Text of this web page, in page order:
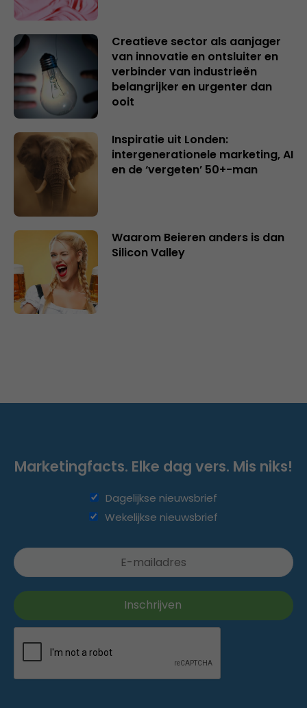
Creatieve sector als aanjager
van innovatie en ontsluiter en
verbinder van industrieën
belangrijker en urgenter dan
ooit
Inspiratie uit Londen:
intergenerationele marketing, AI
en de ‘vergeten’ 50+-man
Waarom Beieren anders is dan
Silicon Valley
Marketingfacts. Elke dag vers. Mis niks!
Dagelijkse nieuwsbrief
Wekelijkse nieuwsbrief